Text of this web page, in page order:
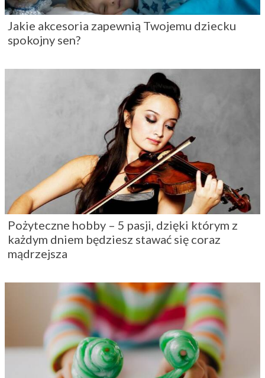
Jakie akcesoria zapewnią Twojemu dziecku
spokojny sen?
Pożyteczne hobby – 5 pasji, dzięki którym z
każdym dniem będziesz stawać się coraz
mądrzejsza